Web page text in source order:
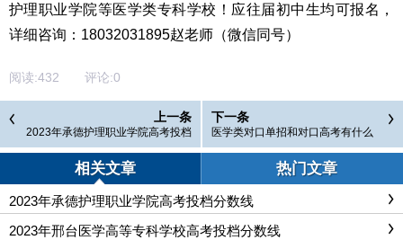
护理职业学院等医学类专科学校！应往届初中生均可报名，
详细咨询：18032031895赵老师（微信同号）
阅读:432 评论:0
上一条
2023年承德护理职业学院高考投档
分数线
下一条
医学类对口单招和对口高考有什么
区别
相关文章 热门文章
2023年承德护理职业学院高考投档分数线
2023年邢台医学高等专科学校高考投档分数线